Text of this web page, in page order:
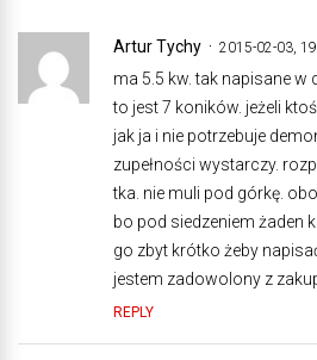
Artur Tychy 2015-02-03,
ma 5.5 kw. tak napisane
to jest 7 koników. jeżeli
jak ja i nie potrzebuje
zupełności wystarczy.
tka. nie muli pod górkę.
bo pod siedzeniem żaden
go zbyt krótko żeby
jestem zadowolony z
REPLY